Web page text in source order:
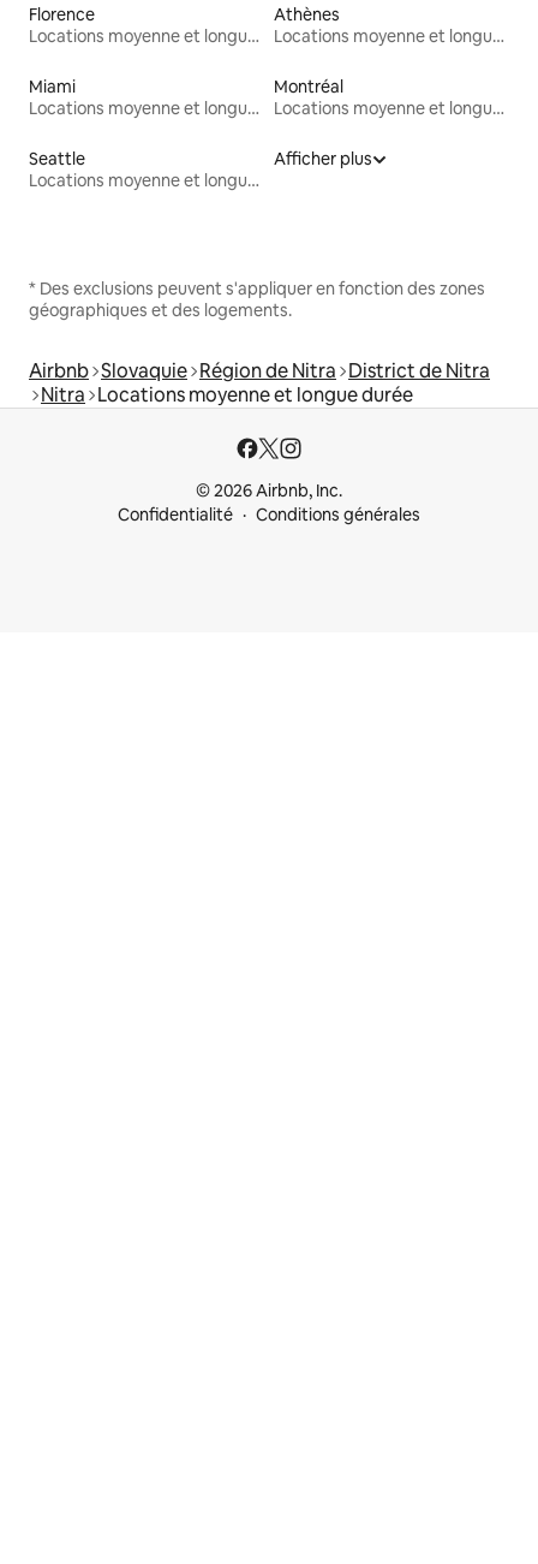
Florence
Locations moyenne et longue durée
Athènes
Locations moyenne et longue durée
Miami
Locations moyenne et longue durée
Montréal
Locations moyenne et longue durée
Seattle
Locations moyenne et longue durée
Afficher plus
* Des exclusions peuvent s'appliquer en fonction des zones
géographiques et des logements.
Airbnb Slovaquie Région de Nitra District de Nitra
Nitra Locations moyenne et longue durée
© 2026 Airbnb, Inc.
Confidentialité
Conditions générales